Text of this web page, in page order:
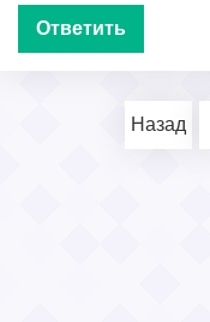
Ответить
Назад